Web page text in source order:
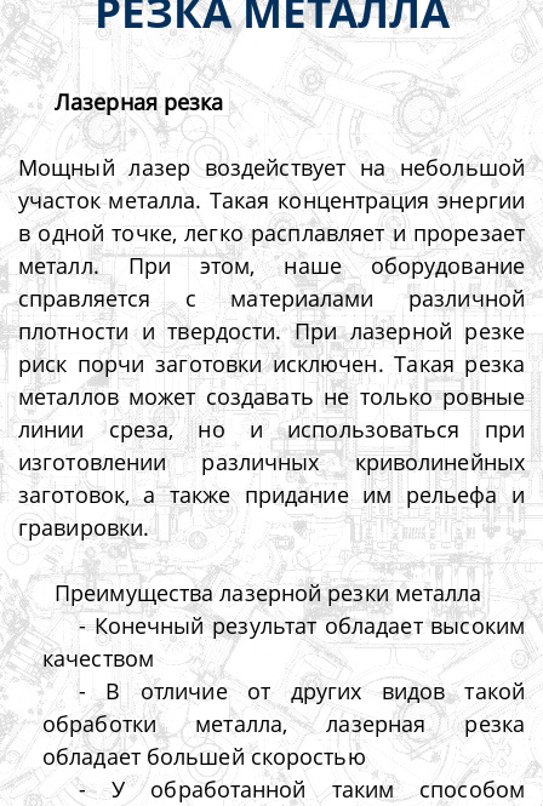
РЕЗКА МЕТАЛЛА
Лазерная резка
Мощный лазер воздействует на небольшой
участок металла. Такая концентрация энергии
в одной точке, легко расплавляет и прорезает
металл. При этом, наше оборудование
справляется с материалами различной
плотности и твердости. При лазерной резке
риск порчи заготовки исключен. Такая резка
металлов может создавать не только ровные
линии среза, но и использоваться при
изготовлении различных криволинейных
заготовок, а также придание им рельефа и
гравировки.
Преимущества лазерной резки металла
- Конечный результат обладает высоким
качеством
- В отличие от других видов такой
обработки металла, лазерная резка
обладает большей скоростью
- У обработанной таким способом